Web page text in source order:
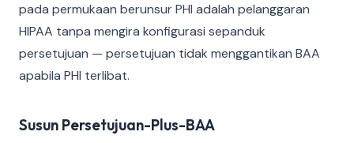
pada permukaan berunsur PHI adalah pelanggaran
HIPAA tanpa mengira konfigurasi sepanduk
persetujuan — persetujuan tidak menggantikan BAA
apabila PHI terlibat.
Susun Persetujuan-Plus-BAA